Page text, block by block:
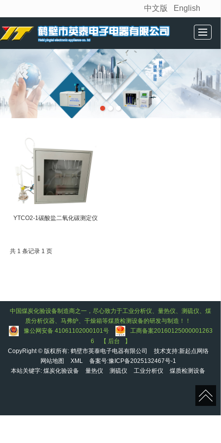
很遗憾，因您的浏览器版本过低导致无法获得最佳浏览体验，推荐下载安装谷歌浏览器！
中文版 English
产品展示 相关资讯 技术中心 联系我们
YTCO2-1碳酸盐二氧化碳测定仪
共 1 条记录 1 页
中国煤炭化验设备制造商之一，尽心致力于工业分析仪 量热仪 测硫仪
煤
质分析仪器
马弗炉 干燥箱等煤质检测设备的研发与制造！！
豫公网安备 41061102000101号
工商备案20160125000001263
6
【 后台
】
CopyRight © 版权所有: 鹤壁市英泰电子电器有限公司 技术支持:新起点网络
网站地图
XML 备案号:豫ICP备2025132467号-1
本站关键字: 煤炭化验设备 量热仪 测硫仪 工业分析仪 煤质检测设备